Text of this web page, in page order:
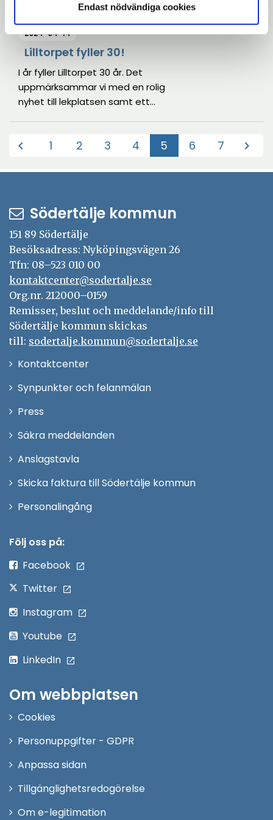
Endast nödvändiga cookies
bosatt i Södertälje kommun att
följa med på en oförglömlig och
rolig resa! Anmäl dig senast 31
maj.
2024-04-14
Lilltorpet fyller 30!
I år fyller Lilltorpet 30 år. Det
uppmärksammar vi med en rolig
nyhet till lekplatsen samt ett
chevron_left 1 2 3 4 5(Aktuell)
6 7 chevron_right
Södertälje kommun
151 89 Södertälje
Besöksadress: Nyköpingsvägen 26
Tfn: 08–523 010 00
kontaktcenter@sodertalje.se
Org.nr. 212000–0159
Remisser, beslut och meddelande/info till
Södertälje kommun skickas
till: sodertalje.kommun@sodertalje.se
KontaktcenterÖppna
Synpunkter och felanmälan
Press
fönster
Säkra meddelanden
Anslagstavla
Skicka faktura till Södertälje kommun
PersonalingångÖppna
Följ oss på:
Facebook
Twitter
Instagram
Youtube
LinkedIn
Om webbplatsen
Cookies
Personuppgifter - GDPR
Anpassa sidan
Tillgänglighetsredogörelse
Om e-legitimation